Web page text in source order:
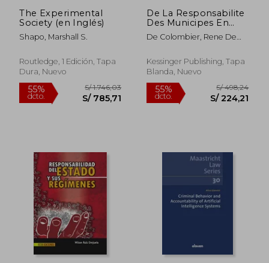
The Experimental
Society (en Inglés)
Shapo, Marshall S.
Routledge, 1 Edición, Tapa
Dura, Nuevo
De La Responsabilite
Des Municipes En
Droit Romain; des
modes d'extinction
prediales; de la
responsabilite
Francés)
De Colombier, Rene De
Georges
Kessinger Publishing, Tapa
Blanda, Nuevo